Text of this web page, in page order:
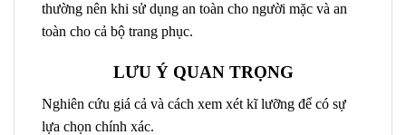
thường nên khi sử dụng an toàn cho người mặc và an
toàn cho cả bộ trang phục.
LƯU Ý QUAN TRỌNG
Nghiên cứu giá cả và cách xem xét kĩ lưỡng để có sự
lựa chọn chính xác.